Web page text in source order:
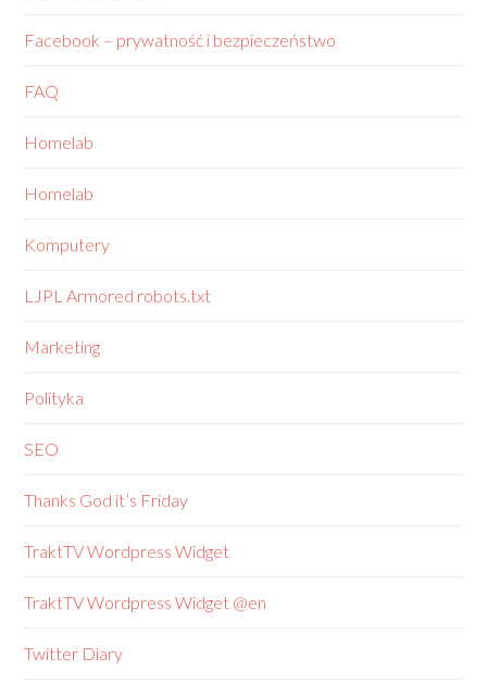
Facebook – prywatność i bezpieczeństwo
FAQ
Homelab
Homelab
Komputery
LJPL Armored robots.txt
Marketing
Polityka
SEO
Thanks God it’s Friday
TraktTV Wordpress Widget
TraktTV Wordpress Widget @en
Twitter Diary